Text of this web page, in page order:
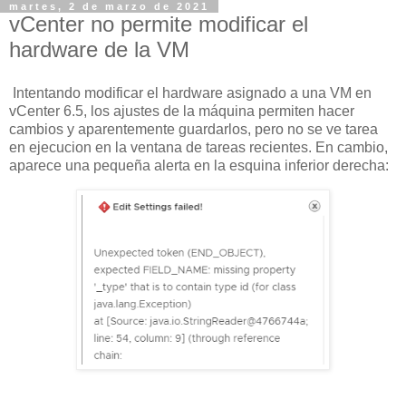
martes, 2 de marzo de 2021
vCenter no permite modificar el
hardware de la VM
Intentando modificar el hardware asignado a una VM en
vCenter 6.5, los ajustes de la máquina permiten hacer
cambios y aparentemente guardarlos, pero no se ve tarea
en ejecucion en la ventana de tareas recientes. En cambio,
aparece una pequeña alerta en la esquina inferior derecha: